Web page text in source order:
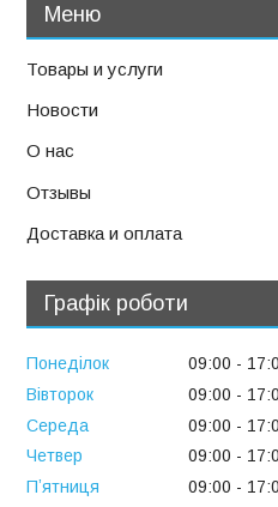
Товары и услуги
Новости
О нас
Отзывы
Доставка и оплата
Графік роботи
Понеділок 09:00
Вівторок
09:00
Середа
09:00
Четвер
09:00
Пʼятниця
09:00